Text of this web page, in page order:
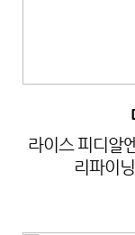
라이스 피디알
리파이